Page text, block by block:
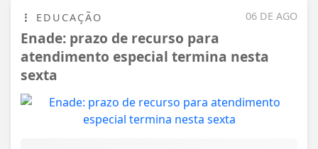
06 DE AGO
EDUCAÇÃO
Enade: prazo de recurso para
atendimento especial termina nesta
sexta